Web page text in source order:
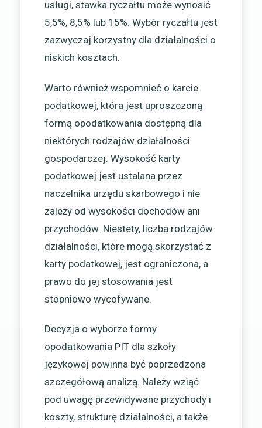
usługi, stawka ryczałtu może wynosić
5,5%, 8,5% lub 15%. Wybór ryczałtu jest
zazwyczaj korzystny dla działalności o
niskich kosztach.
Warto również wspomnieć o karcie
podatkowej, która jest uproszczoną
formą opodatkowania dostępną dla
niektórych rodzajów działalności
gospodarczej. Wysokość karty
podatkowej jest ustalana przez
naczelnika urzędu skarbowego i nie
zależy od wysokości dochodów ani
przychodów. Niestety, liczba rodzajów
działalności, które mogą skorzystać z
karty podatkowej, jest ograniczona, a
prawo do jej stosowania jest
stopniowo wycofywane.
Decyzja o wyborze formy
opodatkowania PIT dla szkoły
językowej powinna być poprzedzona
szczegółową analizą. Należy wziąć
pod uwagę przewidywane przychody i
koszty, strukturę działalności, a także